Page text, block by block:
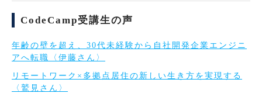
CodeCamp受講生の声
年齢の壁を超え、30代未経験から自社開発企業エンジニ
アへ転職〈伊藤さん〉
リモートワーク×多拠点居住の新しい生き方を実現する
〈鷲見さん〉